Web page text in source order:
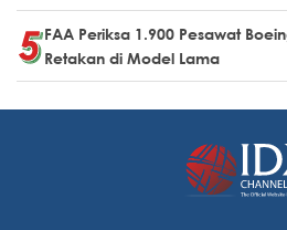
FAA Periksa 1.900 Pesawat
Retakan di Model Lama